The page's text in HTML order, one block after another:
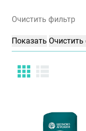
Очистить фильтр